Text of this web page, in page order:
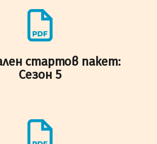
стартов пакет:
Сезон 5